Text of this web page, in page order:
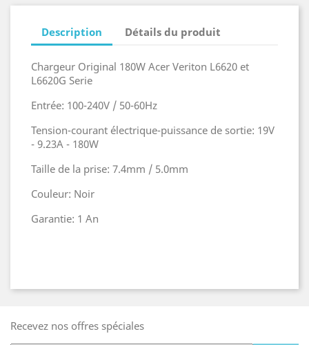
Description Détails du produit
Chargeur Original 180W Acer Veriton L6620 et
L6620G Serie
Entrée: 100-240V / 50-60Hz
Tension-courant électrique-puissance de sortie: 19V
- 9.23A - 180W
Taille de la prise: 7.4mm / 5.0mm
Couleur: Noir
Garantie: 1 An
Recevez nos offres spéciales